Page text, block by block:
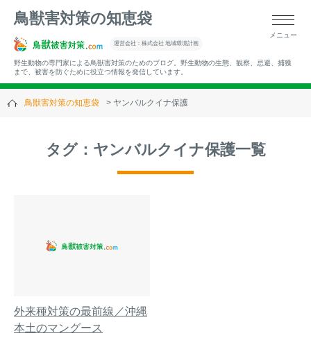
鳥獣害対策の知恵袋
運営会社：株式会社 地域環境計画
野生動物の専門家による鳥獣害対策のためのブログ。野生動物の生態、観察、忌避、捕獲
まで、被害を防ぐために役立つ情報を発信しています。
メニュー
▼キーワードから記事を探す
鳥獣害対策の知恵袋 ヤンバルクイナ保護
タグ：ヤンバルクイナ保護一覧
外来種対策の最前線／沖縄
本土のマングース